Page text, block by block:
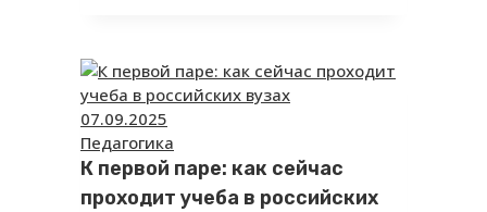
07.09.2025
Педагогика
К первой паре: как сейчас
проходит учеба в российских